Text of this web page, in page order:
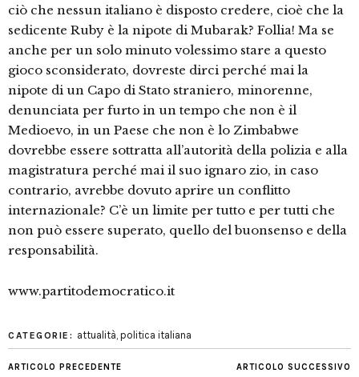
ciò che nessun italiano è disposto credere, cioè che la
sedicente Ruby è la nipote di Mubarak? Follia! Ma se
anche per un solo minuto volessimo stare a questo
gioco sconsiderato, dovreste dirci perché mai la
nipote di un Capo di Stato straniero, minorenne,
denunciata per furto in un tempo che non è il
Medioevo, in un Paese che non è lo Zimbabwe
dovrebbe essere sottratta all’autorità della polizia e alla
magistratura perché mai il suo ignaro zio, in caso
contrario, avrebbe dovuto aprire un conflitto
internazionale? C’è un limite per tutto e per tutti che
non può essere superato, quello del buonsenso e della
responsabilità.
www.partitodemocratico.it
CATEGORIE: attualità, politica italiana
ARTICOLO PRECEDENTE ARTICOLO SUCCESSIVO